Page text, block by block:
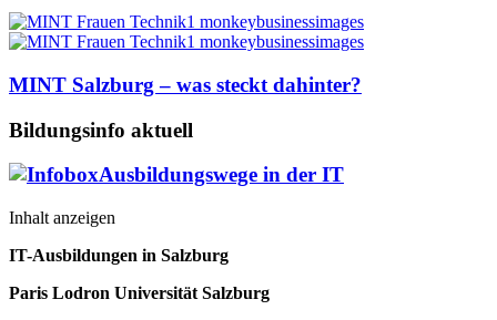
MINT Salzburg – was steckt dahinter?
Bildungsinfo aktuell
Ausbildungswege in der IT
Inhalt anzeigen
IT-Ausbildungen in Salzburg
Paris Lodron Universität Salzburg